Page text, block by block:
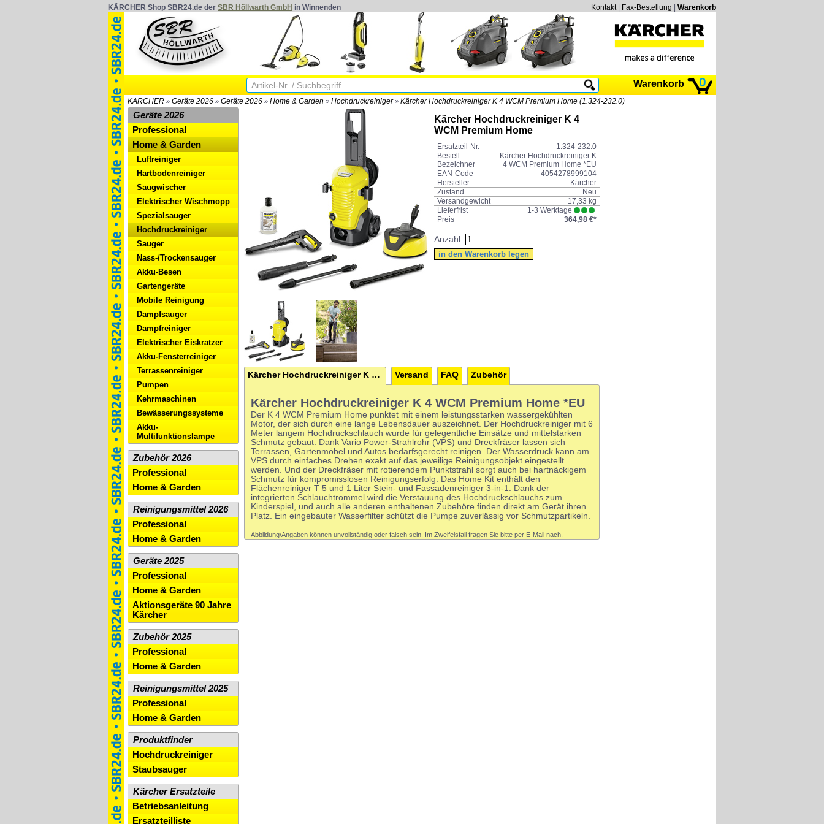
KÄRCHER Shop SBR24.de der SBR Höllwarth GmbH in Winnenden Kontakt| Fax-Bestellung Warenkorb
Warenkorb 0
KÄRCHER » Geräte 2026 » Geräte 2026 » Home & Garden » Hochdruckreiniger» Kärcher Hochdruckreiniger K 4 WCM Premium Home (1.324-232.0)
Kärcher Hochdruckreiniger K 4
WCM Premium Home
Ersatzteil-Nr.
1.324-232.0
Bestell-
Bezeichner
Kärcher Hochdruckreiniger K
4 WCM Premium Home *EU
EAN-Code
4054278999104
Hersteller
Kärcher
Zustand
Neu
Versandgewicht
17,33 kg
Lieferfrist
1-3 Werktage
Preis
364,98 €*
Anzahl:
Kärcher Hochdruckreiniger K 4 WCM Premium Home Versand FAQ Zubehör
Kärcher Hochdruckreiniger K 4 WCM Premium Home *EU
Der K 4 WCM Premium Home punktet mit einem leistungsstarken wassergekühlten
Motor, der sich durch eine lange Lebensdauer auszeichnet. Der Hochdruckreiniger mit 6
Meter langem Hochdruckschlauch wurde für gelegentliche Einsätze und mittelstarken
Schmutz gebaut. Dank Vario Power-Strahlrohr (VPS) und Dreckfräser lassen sich
Terrassen, Gartenmöbel und Autos bedarfsgerecht reinigen. Der Wasserdruck kann am
VPS durch einfaches Drehen exakt auf das jeweilige Reinigungsobjekt eingestellt
werden. Und der Dreckfräser mit rotierendem Punktstrahl sorgt auch bei hartnäckigem
Schmutz für kompromisslosen Reinigungserfolg. Das Home Kit enthält den
Flächenreiniger T 5 und 1 Liter Stein- und Fassadenreiniger 3-in-1. Dank der
integrierten Schlauchtrommel wird die Verstauung des Hochdruckschlauchs zum
Kinderspiel, und auch alle anderen enthaltenen Zubehöre finden direkt am Gerät ihren
Platz. Ein eingebauter Wasserfilter schützt die Pumpe zuverlässig vor Schmutzpartikeln.
Abbildung/Angaben können unvollständig oder falsch sein. Im Zweifelsfall fragen Sie bitte per E-Mail nach.
Geräte 2026
Professional
Home & Garden
Luftreiniger
Hartbodenreiniger
Saugwischer
Elektrischer Wischmopp
Spezialsauger
Hochdruckreiniger
Sauger
Nass-/Trockensauger
Akku-Besen
Gartengeräte
Mobile Reinigung
Dampfsauger
Dampfreiniger
Elektrischer Eiskratzer
Akku-Fensterreiniger
Terrassenreiniger
Pumpen
Kehrmaschinen
Bewässerungssysteme
Akku-
Multifunktionslampe
Zubehör 2026
Professional
Home & Garden
Reinigungsmittel 2026
Professional
Home & Garden
Geräte 2025
Professional
Home & Garden
Aktionsgeräte 90 Jahre
Kärcher
Zubehör 2025
Professional
Home & Garden
Reinigungsmittel 2025
Professional
Home & Garden
Produktfinder
Hochdruckreiniger
Staubsauger
Kärcher Ersatzteile
Betriebsanleitung
Ersatzteilliste